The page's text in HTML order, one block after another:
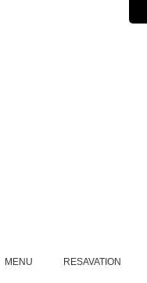
MENU RESAVATION